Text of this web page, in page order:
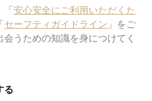
安心安全にご利用いただくた
セーフティガイドライン 」をご
うための知識を身につけてく
る